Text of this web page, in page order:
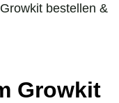
bestellen &
Growkit